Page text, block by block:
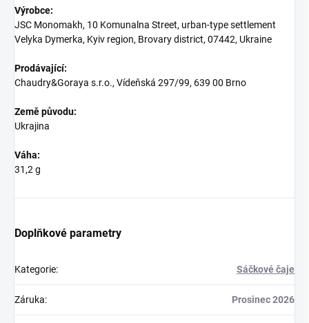
Výrobce:
JSC Monomakh, 10 Komunalna Street, urban-type settlement
Velyka Dymerka, Kyiv region, Brovary district, 07442, Ukraine
Prodávající:
Chaudry&Goraya s.r.o., Vídeňská 297/99, 639 00 Brno
Země původu:
Ukrajina
Váha:
31,2 g
Doplňkové parametry
Kategorie: Sáčkové čaje
Záruka: Prosinec 2026